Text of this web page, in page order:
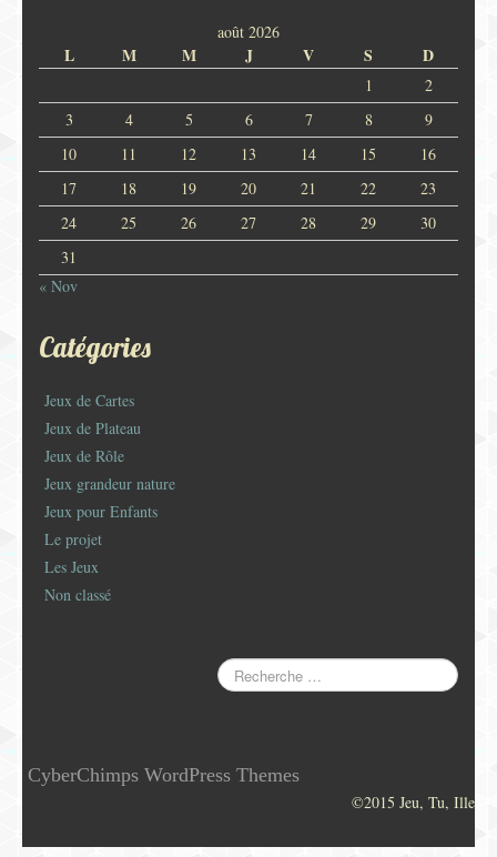
août 2026
L M M J V S D
1
2
3
4 5 6 7 8
9
10
11 12 13 14 15
16
17
18 19 20 21 22
23
24
25 26 27 28 29
30
31
« Nov
Catégories
Jeux de Cartes
Jeux de Plateau
Jeux de Rôle
Jeux grandeur nature
Jeux pour Enfants
Le projet
Les Jeux
Non classé
CyberChimps WordPress Themes
©2015 Jeu, Tu, Ille